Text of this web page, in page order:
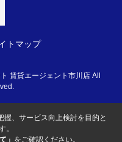
トマップ
賃貸エージェント市川店 All
、サービス向上検討を目的と
。
」 をご確認ください。